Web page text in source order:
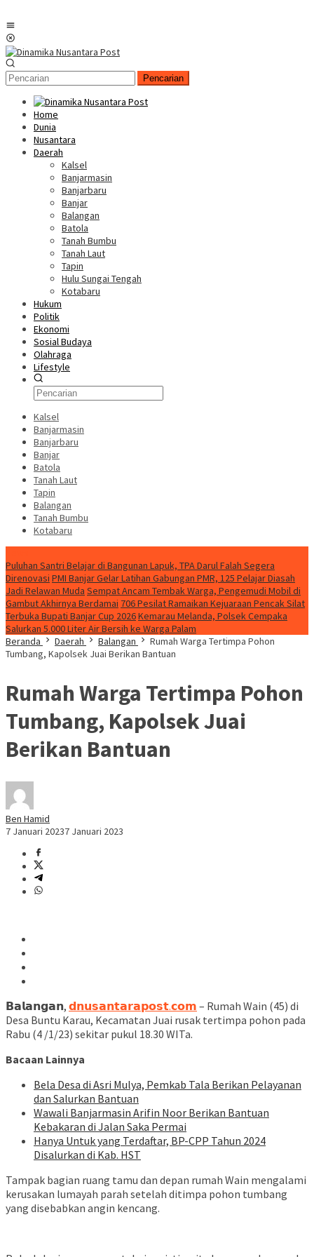
Pencarian
Home
Dunia
Nusantara
Daerah
Kalsel
Banjarmasin
Banjarbaru
Banjar
Balangan
Batola
Tanah Bumbu
Tanah Laut
Tapin
Hulu Sungai Tengah
Kotabaru
Hukum
Politik
Ekonomi
Sosial Budaya
Olahraga
Lifestyle
Kalsel
Banjarmasin
Banjarbaru
Banjar
Batola
Tanah Laut
Tapin
Balangan
Tanah Bumbu
Kotabaru
Puluhan Santri Belajar di Bangunan Lapuk, TPA Darul Falah Segera
Direnovasi PMI Banjar Gelar Latihan Gabungan PMR, 125 Pelajar Diasah
Jadi Relawan Muda Sempat Ancam Tembak Warga, Pengemudi Mobil di
Gambut Akhirnya Berdamai 706 Pesilat Ramaikan Kejuaraan Pencak Silat
Terbuka Bupati Banjar Cup 2026Kemarau Melanda, Polsek Cempaka
Salurkan 5.000 Liter Air Bersih ke Warga Palam
Beranda
Daerah Balangan
Rumah Warga Tertimpa Pohon
Tumbang, Kapolsek Juai Berikan Bantuan
Rumah Warga Tertimpa Pohon
Tumbang, Kapolsek Juai
Berikan Bantuan
Ben Hamid
7 Januari 20237 Januari 2023
𝗕𝗮𝗹𝗮𝗻𝗴𝗮𝗻, 𝗱𝗻𝘂𝘀𝗮𝗻𝘁𝗮𝗿𝗮𝗽𝗼𝘀𝘁.𝗰𝗼𝗺 – Rumah Wain (45) di
Desa Buntu Karau, Kecamatan Juai rusak tertimpa pohon pada
Rabu (4 /1/23) sekitar pukul 18.30 WITa.
Bacaan Lainnya
Bela Desa di Asri Mulya, Pemkab Tala Berikan Pelayanan
dan Salurkan Bantuan
Wawali Banjarmasin Arifin Noor Berikan Bantuan
Kebakaran di Jalan Saka Permai
Hanya Untuk yang Terdaftar, BP-CPP Tahun 2024
Disalurkan di Kab. HST
Tampak bagian ruang tamu dan depan rumah Wain mengalami
kerusakan lumayah parah setelah ditimpa pohon tumbang
yang disebabkan angin kencang.